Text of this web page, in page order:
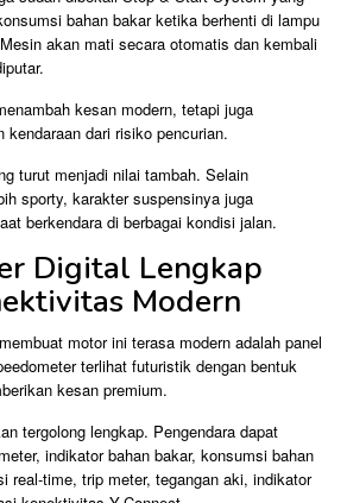
bahan bakar ketika berhenti di lampu
akan mati secara otomatis dan kembali
kesan modern, tetapi juga
kendaraan dari risiko pencurian.
turut menjadi nilai tambah. Selain
sporty, karakter suspensinya juga
berkendara di berbagai kondisi jalan.
Digital Lengkap
Modern
motor ini terasa modern adalah panel
terlihat futuristik dengan bentuk
kesan premium.
tergolong lengkap. Pengendara dapat
indikator bahan bakar, konsumsi bahan
real-time, trip meter, tegangan aki, indikator